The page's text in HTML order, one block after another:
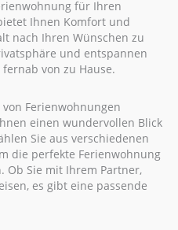
für Ihren
Ihnen Komfort und
nach Ihren Wünschen zu
und entspannen
von zu Hause.
Ferienwohnungen
einen wundervollen Blick
Sie aus verschiedenen
die perfekte Ferienwohnung
Ob Sie mit Ihrem Partner,
es gibt eine passende